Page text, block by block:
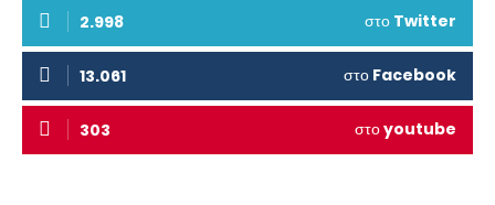
2.998 στο Twitter
13.061 στο Facebook
303 στοyoutube